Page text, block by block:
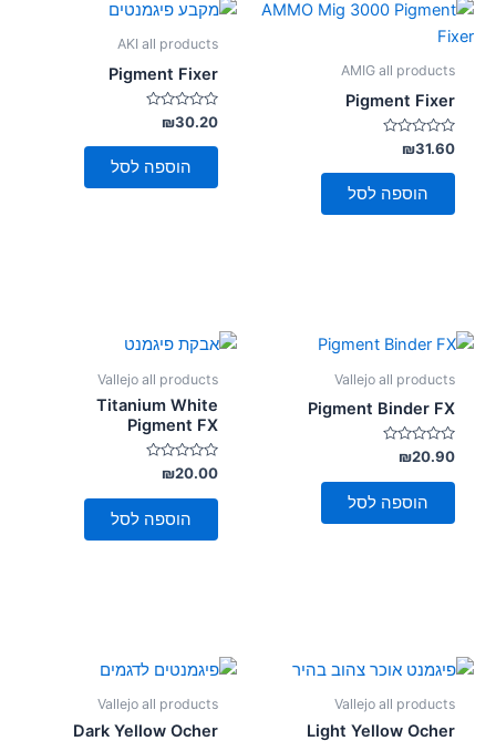
brightness_high ניגודיות בהירה
font_download סמן קישורים
AMIG all products
Pigment Fixer
דורג
0
מתוך
₪31.60
הוספה לסל
AKI all products
Pigment Fixer
דורג
0
מתוך
₪30.20
הוספה לסל
Vallejo all products
Pigment Binder FX
דורג
0
מתוך
₪20.90
הוספה לסל
Vallejo all products
Titanium White
Pigment FX
דורג
0
מתוך
₪20.00
הוספה לסל
Vallejo all products
Light Yellow Ocher
Vallejo all products
Dark Yellow Ocher